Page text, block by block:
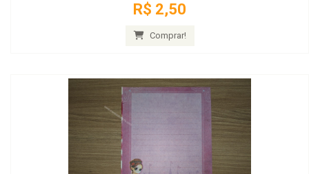
R$ 2,50
Comprar!